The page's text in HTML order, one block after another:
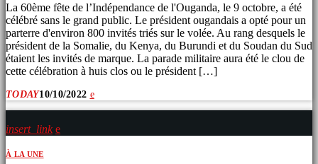
La 60ème fête de l’Indépendance de l'Ouganda, le 9 octobre, a été
célébré sans le grand public. Le président ougandais a opté pour un
parterre d'environ 800 invités triés sur le volée. Au rang desquels le
président de la Somalie, du Kenya, du Burundi et du Soudan du Sud
étaient les invités de marque. La parade militaire aura été le clou de
cette célébration à huis clos ou le président […]
TODAY10/10/2022
insert_link
À LA UNE